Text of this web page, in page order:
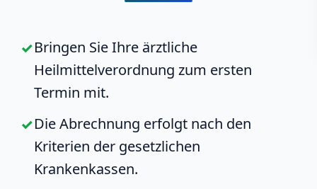
Bringen Sie Ihre ärztliche
Heilmittelverordnung zum ersten
Termin mit.
Die Abrechnung erfolgt nach den
Kriterien der gesetzlichen
Krankenkassen.